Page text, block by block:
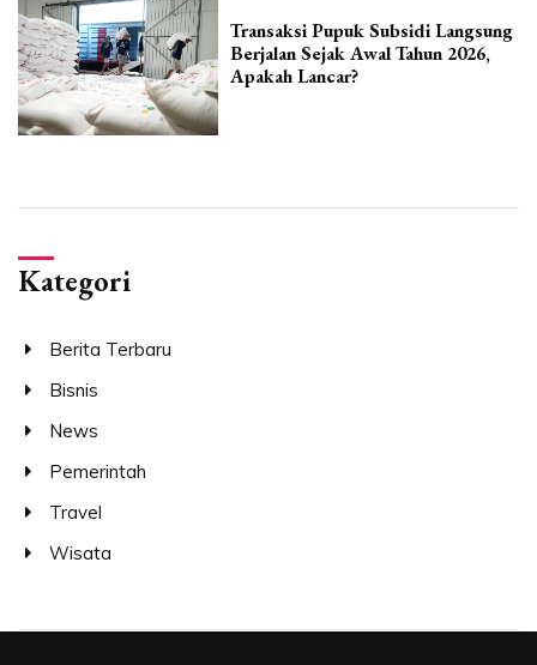
Transaksi Pupuk Subsidi Langsung
Berjalan Sejak Awal Tahun 2026,
Apakah Lancar?
Kategori
Berita Terbaru
Bisnis
News
Pemerintah
Travel
Wisata